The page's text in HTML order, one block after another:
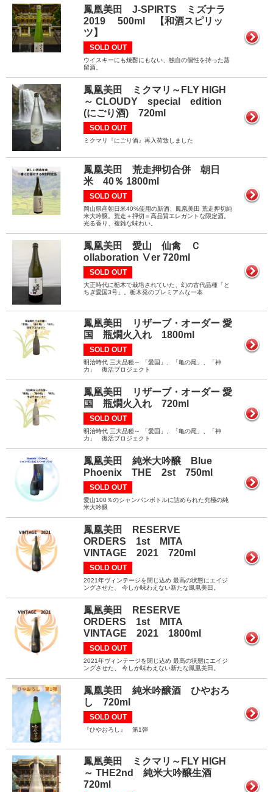
鳳凰美田 J-SPIRTS ミズナラ
2019 500ml 【和酒スピリッ
ツ】
SOLD OUT
ウイスキーにも焼酎にもない、独自の個性を持った蒸
留酒。
鳳凰美田 ミクマリ～FLY HIGH
～ CLOUDY special edition
(にごり酒) 720ml
SOLD OUT
ミクマリ『にごり酒』再入荷致しました
鳳凰美田 荒走押切合併 朝日
米 40％ 1800ml
SOLD OUT
岡山県産朝日米40%使用の新酒、鳳凰美田 荒走押切純
米大吟醸。荒走＋押切＝高品質エレガントな限定酒。
光る香り、複雑な味わい。
鳳凰美田 愛山 仙禽 Ｃ
ollaboration Ⅴer 720ml
SOLD OUT
大正時代に栃木で栽培されていた、幻の古代品種「と
ちぎ愛国3号」。栃木発のプレミアムな一本
鳳凰美田 リザーブ・オーダー 愛
国 瓶燗火入れ 1800ml
SOLD OUT
明治時代 三大品種～ 「愛国」、「亀の尾」、「神
力」 復活プロジェクト
鳳凰美田 リザーブ・オーダー 愛
国 瓶燗火入れ 720ml
SOLD OUT
明治時代 三大品種～ 「愛国」、「亀の尾」、「神
力」 復活プロジェクト
鳳凰美田 純米大吟醸 Blue
Phoenix THE 2st 750ml
SOLD OUT
愛山100％のシャンパンボトルに詰められた究極の純
米大吟醸
鳳凰美田 RESERVE
ORDERS 1st MITA
VINTAGE 2021 720ml
SOLD OUT
2021年ヴィンテージを閉じ込め 最高の状態にエイジ
ングさせた、 今しか味わえない新たな鳳凰美田。
鳳凰美田 RESERVE
ORDERS 1st MITA
VINTAGE 2021 1800ml
SOLD OUT
2021年ヴィンテージを閉じ込め 最高の状態にエイジ
ングさせた、 今しか味わえない新たな鳳凰美田。
鳳凰美田 純米吟醸酒 ひやおろ
し 720ml
SOLD OUT
『ひやおろし』 第1弾
鳳凰美田 ミクマリ～FLY HIGH
～ THE2nd 純米大吟醸生酒
720ml